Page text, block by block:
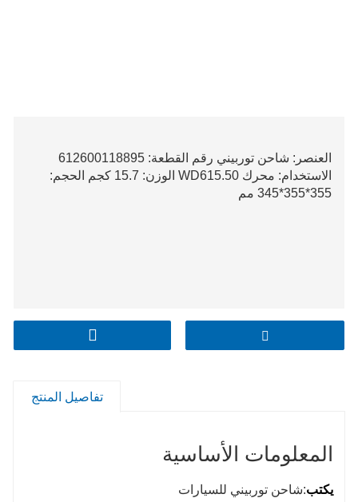
العنصر: شاحن توربيني رقم القطعة: 612600118895
الاستخدام: محرك WD615.50 الوزن: 15.7 كجم الحجم:
355*355*345 مم
تفاصيل المنتج
المعلومات الأساسية
يكتب:شاحن توربيني للسيارات